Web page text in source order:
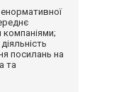
посилань на
та